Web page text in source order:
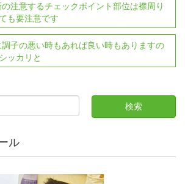
注意するチェックポイント部位は襟周り
も要注意です
子の悪い時もあれば良い時もありますの
ッカリと
ル